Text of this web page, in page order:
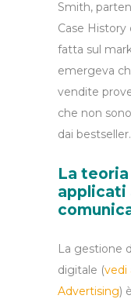
Smith,
Case History
fatta sul
emergeva
vendite
che non
dai bestseller.
La
applicati
La gestione
digitale (vedi
Advertising)